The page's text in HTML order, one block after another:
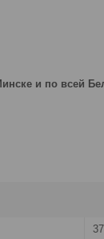
и по всей